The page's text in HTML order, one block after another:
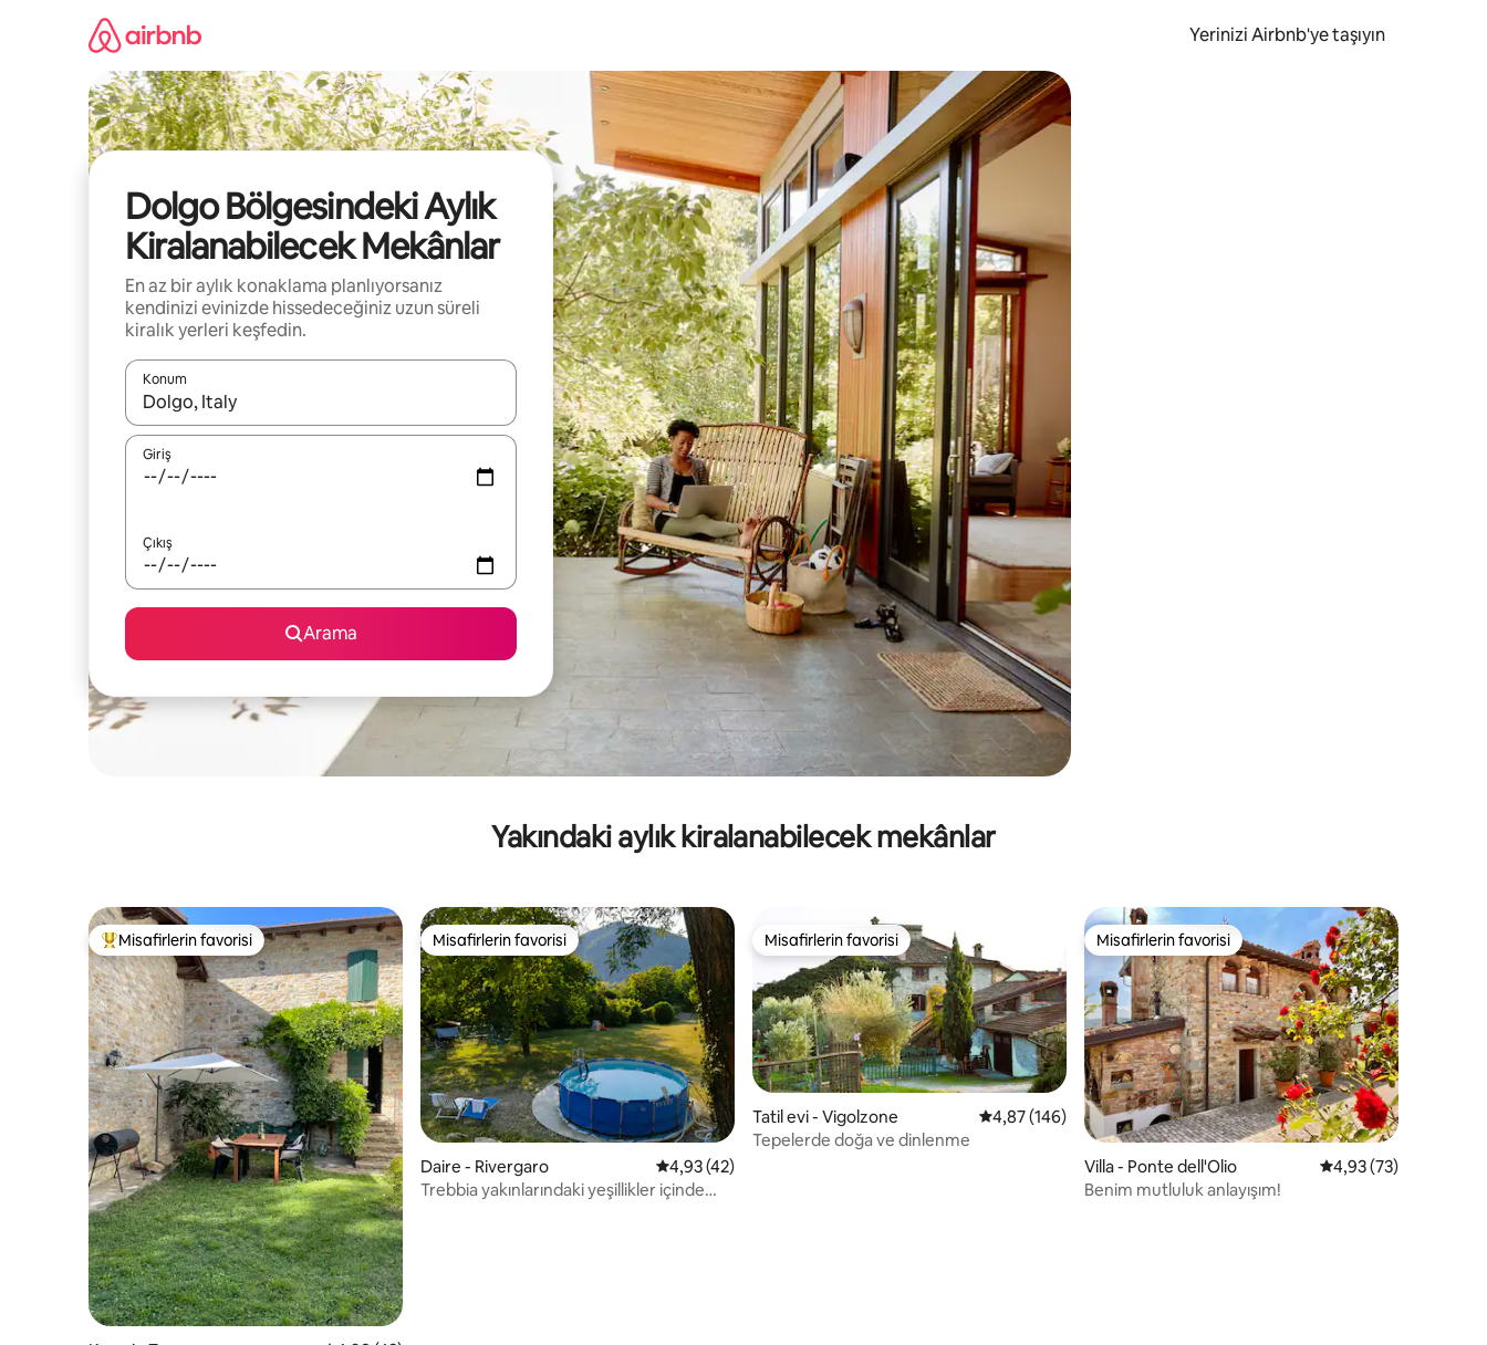
Yerinizi Airbnb'ye taşıyın
Dolgo Bölgesindeki Aylık
Kiralanabilecek Mekânlar
En az bir aylık konaklama planlıyorsanız
kendinizi evinizde hissedeceğiniz uzun süreli
kiralık yerleri keşfedin.
Konum
Sonuçlar kullanılabilir olduğunda yukarı ve aşağı oklarıyla gezinin veya dokunarak ya da kaydırma hareketleriyle keşfedin.
Giriş
Çıkış
Arama
Yakındaki aylık kiralanabilecek mekânlar
Misafirlerin favorilerinden en beğenilenler arasında
Misafirlerin favorisi Misafirlerin favorisi
Misafirlerin favorisi
Daire - Rivergaro 5 üzerinden ortalama 4,93 puan, 42 değerlendirme
4,93 (42)
Trebbia yakınlarındaki yeşillikler içinde
Misafirlerin favorisi
Misafirlerin favorisi
Tatil evi - Vigolzone 5 üzerinden ortalama 4,87 puan, 146 değerlendirme
4,87 (146)
Tepelerde doğa ve dinlenme
Misafirlerin favorisi
Misafirlerin favorisi
Villa - Ponte dell'Olio 5 üzerinden
4,93 (73)
Benim mutluluk anlayışım!